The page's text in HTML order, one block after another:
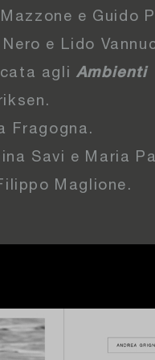
e Guido
e Lido
agli Ambienti
Fragogna.
Savi e Maria
Maglione.